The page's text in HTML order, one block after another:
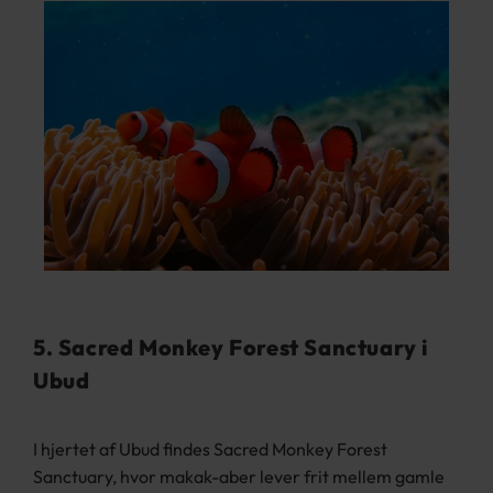
5. Sacred Monkey Forest Sanctuary i
Ubud
I hjertet af Ubud findes Sacred Monkey Forest
Sanctuary, hvor makak-aber lever frit mellem gamle